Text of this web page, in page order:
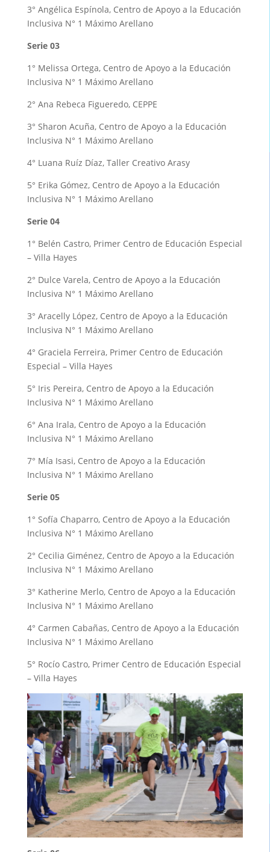
3° Angélica Espínola, Centro de Apoyo a la Educación
Inclusiva N° 1 Máximo Arellano
Serie 03
1° Melissa Ortega, Centro de Apoyo a la Educación
Inclusiva N° 1 Máximo Arellano
2° Ana Rebeca Figueredo, CEPPE
3° Sharon Acuña, Centro de Apoyo a la Educación
Inclusiva N° 1 Máximo Arellano
4° Luana Ruíz Díaz, Taller Creativo Arasy
5° Erika Gómez, Centro de Apoyo a la Educación
Inclusiva N° 1 Máximo Arellano
Serie 04
1° Belén Castro, Primer Centro de Educación Especial
– Villa Hayes
2° Dulce Varela, Centro de Apoyo a la Educación
Inclusiva N° 1 Máximo Arellano
3° Aracelly López, Centro de Apoyo a la Educación
Inclusiva N° 1 Máximo Arellano
4° Graciela Ferreira, Primer Centro de Educación
Especial – Villa Hayes
5° Iris Pereira, Centro de Apoyo a la Educación
Inclusiva N° 1 Máximo Arellano
6° Ana Irala, Centro de Apoyo a la Educación
Inclusiva N° 1 Máximo Arellano
7° Mía Isasi, Centro de Apoyo a la Educación
Inclusiva N° 1 Máximo Arellano
Serie 05
1° Sofía Chaparro, Centro de Apoyo a la Educación
Inclusiva N° 1 Máximo Arellano
2° Cecilia Giménez, Centro de Apoyo a la Educación
Inclusiva N° 1 Máximo Arellano
3° Katherine Merlo, Centro de Apoyo a la Educación
Inclusiva N° 1 Máximo Arellano
4° Carmen Cabañas, Centro de Apoyo a la Educación
Inclusiva N° 1 Máximo Arellano
5° Rocío Castro, Primer Centro de Educación Especial
– Villa Hayes